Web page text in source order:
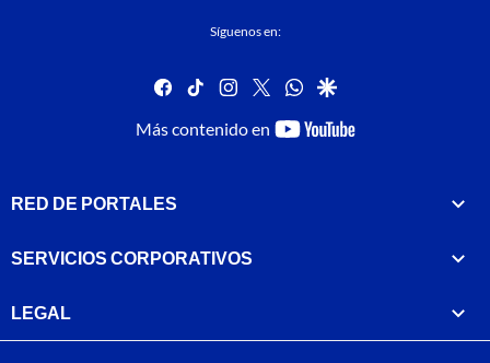
Síguenos en:
facebook
tiktok instagram
twitterwhatsapp
google
Más contenido en
youtube-
RED DE PORTALES
SERVICIOS CORPORATIVOS
LEGAL